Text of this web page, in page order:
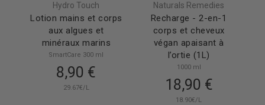
Hydro Touch
Lotion mains et corps
aux algues et
minéraux marins
SmartCare 300 ml
8,90 €
29.67€/L
Naturals Remedies
Recharge - 2-en-1
corps et cheveux
végan apaisant à
l’ortie (1L)
1000 ml
18,90 €
18.90€/L